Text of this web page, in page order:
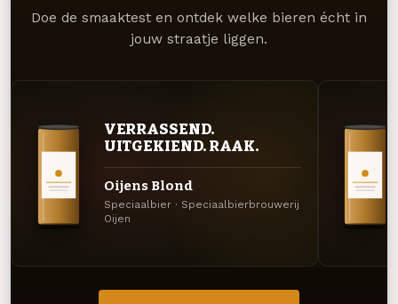
Doe de smaaktest en ontdek welke bieren écht in
jouw straatje liggen.
VERRASSEND.
UITGEKIEND. RAAK.
Oijens Blond
Speciaalbier · Speciaalbierbrouwerij
Oijen